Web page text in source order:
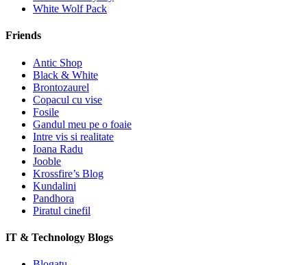
White Wolf Pack
Friends
Antic Shop
Black & White
Brontozaurel
Copacul cu vise
Fosile
Gandul meu pe o foaie
Intre vis si realitate
Ioana Radu
Jooble
Krossfire’s Blog
Kundalini
Pandhora
Piratul cinefil
IT & Technology Blogs